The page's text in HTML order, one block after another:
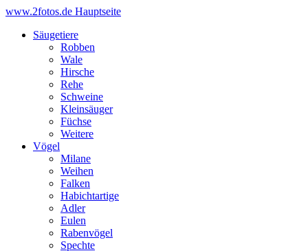
www.2fotos.de Hauptseite
Säugetiere
Robben
Wale
Hirsche
Rehe
Schweine
Kleinsäuger
Füchse
Weitere
Vögel
Milane
Weihen
Falken
Habichtartige
Adler
Eulen
Rabenvögel
Spechte